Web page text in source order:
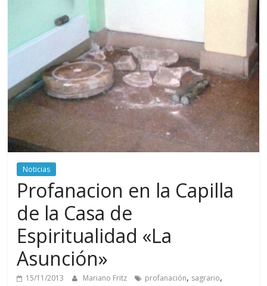
Noticias
Profanacion en la Capilla
de la Casa de
Espiritualidad «La
Asunción»
15/11/2013 Mariano Fritz profanación, sagrario,